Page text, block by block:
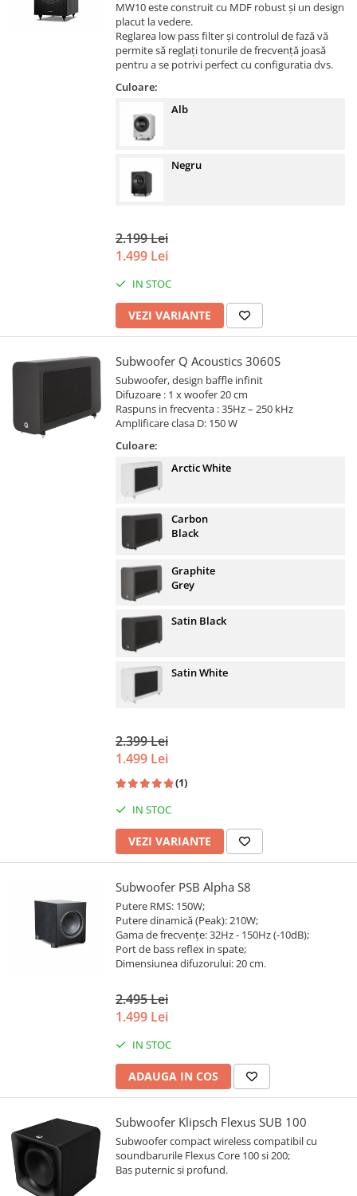
MW10 este construit cu MDF robust și un design
placut la vedere.
Reglarea low pass filter și controlul de fază vă
permite să reglați tonurile de frecvență joasă
pentru a se potrivi perfect cu configuratia dvs.
Culoare:
Alb
Negru
2.199 Lei
1.499 Lei
IN STOC
VEZI VARIANTE
Subwoofer Q Acoustics 3060S
Subwoofer, design baffle infinit
Difuzoare : 1 x woofer 20 cm
Raspuns in frecventa : 35Hz – 250 kHz
Amplificare clasa D: 150 W
Culoare:
Arctic White
Carbon
Black
Graphite
Grey
Satin Black
Satin White
2.399 Lei
1.499 Lei
(1)
IN STOC
VEZI VARIANTE
Subwoofer PSB Alpha S8
Putere RMS: 150W;
Putere dinamică (Peak): 210W;
Gama de frecvențe: 32Hz - 150Hz (-10dB);
Port de bass reflex in spate;
Dimensiunea difuzorului: 20 cm.
2.495 Lei
1.499 Lei
IN STOC
ADAUGA IN COS
Subwoofer Klipsch Flexus SUB 100
Subwoofer compact wireless compatibil cu
soundbarurile Flexus Core 100 si 200;
Bas puternic si profund.